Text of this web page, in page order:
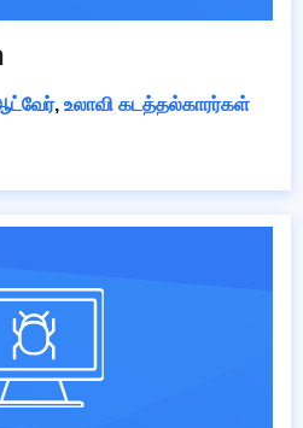
, உலாவி கடத்தல்காரர்கள்